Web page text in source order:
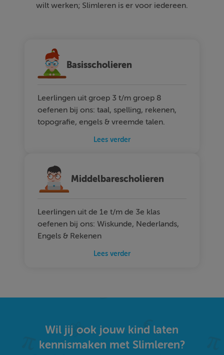
wilt werken; Slimleren is er voor iedereen.
Basisscholieren
Leerlingen uit groep 3 t/m groep 8
oefenen bij ons: taal, spelling, rekenen,
topografie, engels & vreemde talen.
Lees verder
Middelbarescholieren
Leerlingen uit de 1e t/m de 3e klas
oefenen bij ons: Wiskunde, Nederlands,
Engels & Rekenen
Lees verder
Wil jij ook jouw kind laten
kennismaken met Slimleren?